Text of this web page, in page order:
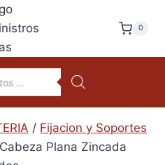
0
/ Fijacion y Soportes
Plana Zincada